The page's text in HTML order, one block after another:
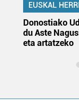
EUSKAL
Donostiako
du Aste
eta artatzeko